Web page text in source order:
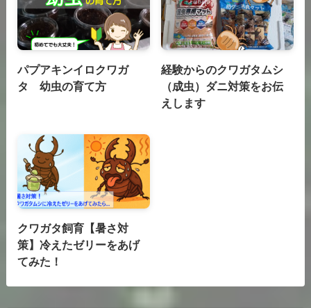
パプアキンイロクワガ
タ 幼虫の育て方
経験からのクワガタムシ
（成虫）ダニ対策をお伝
えします
クワガタ飼育【暑さ対
策】冷えたゼリーをあげ
てみた！